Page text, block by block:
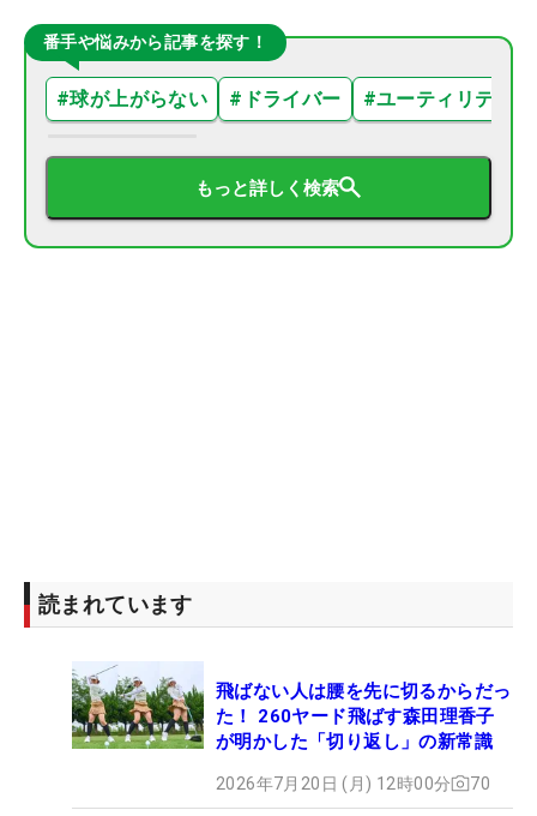
番手や悩みから記事を探す！
#球が上がらない # ドライバー #ユーティリティ
もっと詳しく検索
読まれています
飛ばない人は腰を先に切るからだっ
た！ 260ヤード飛ばす森田理香子
が明かした「切り返し」の新常識
2026年7月20日 (月) 12時00分 70